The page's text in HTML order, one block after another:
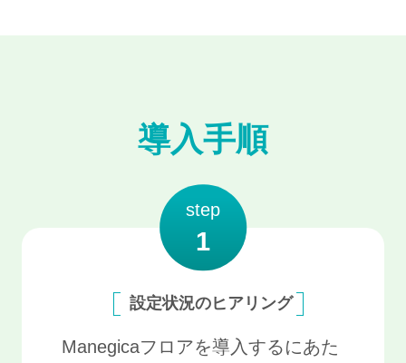
導入手順
step
1
設定状況のヒアリング
Manegicaフロアを導入するにあた